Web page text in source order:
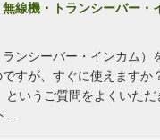
線機・トランシーバー・
ンシーバー・インカム）
すが、すぐに使えますか
というご質問をよくいた